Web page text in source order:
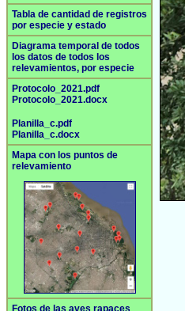
Tabla de cantidad de registros
por especie y estado
Diagrama temporal de todos
los datos de todos los
relevamientos, por especie
Protocolo_2021.pdf
Protocolo_2021.docx
Planilla_c.pdf
Planilla_c.docx
Mapa con los puntos de
relevamiento
Fotos de las aves rapaces